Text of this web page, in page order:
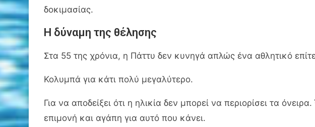
δοκιμασίας.
Η δύναμη της θέλησης
Στα 55 της χρόνια, η Πάττυ δεν κυνηγά απλώς ένα αθλητικό
Κολυμπά για κάτι πολύ μεγαλύτερο.
Για να αποδείξει ότι η ηλικία δεν μπορεί να περιορίσει τα
επιμονή και αγάπη για αυτό που κάνει.